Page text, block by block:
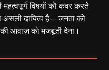
विषयों को कवर करते
असली दायित्व है – जनता को
आवाज़ को मजबूती देना।